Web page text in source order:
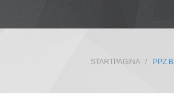
STARTPAGINA PPZ